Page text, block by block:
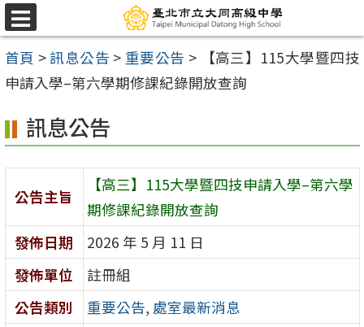
跳
至
主
要
容
區
選
單
首頁 >訊息公告 > 重要公告 >
【高三】115大學暨四技
申請入學–第六學期修課紀錄開放查詢
訊息公告
公告主旨
【高三】115大學暨四技申請入學–第六學
期修課紀錄開放查詢
發佈日期
2026 年 5 月 11 日
發佈單位
註冊組
公告類別
重要公告, 處室最新消息